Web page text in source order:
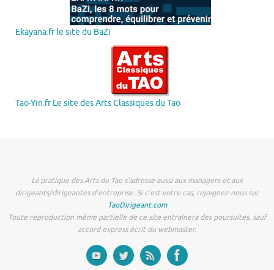
Ekayana.fr le site du BaZi
Tao-Yin.fr Le site des Arts Classiques du Tao
La pratique des Arts du Tao s'adresse aussi aux managers et aux
dirigeants/dirigeantes d'entreprise. Si c'est votre cas, rejoignez-nous sur
TaoDirigeant.com
Toute reproduction même partielle de ce site entraînera des poursuites, sauf
accord express écrit du webmaster.